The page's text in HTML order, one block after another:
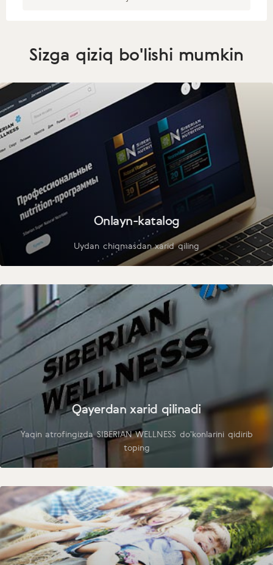
Sizga qiziq bo'lishi mumkin
Onlayn-katalog
Uydan chiqmasdan xarid qiling
Qayerdan xarid qilinadi
Yaqin atrofingizda SIBERIAN WELLNESS do'konlarini qidirib
toping